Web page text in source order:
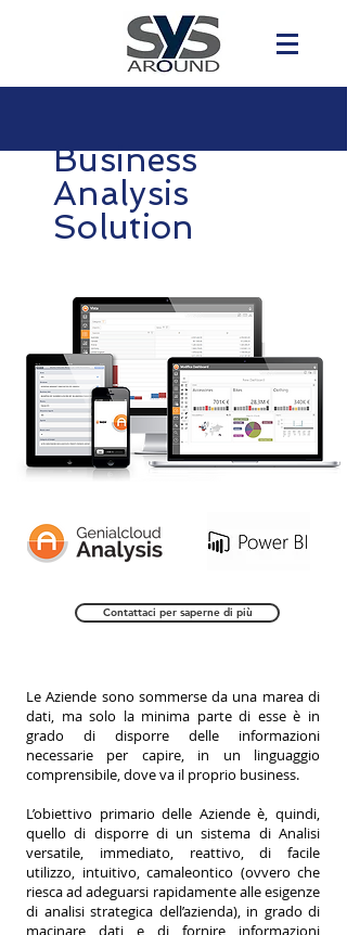
Business
Analysis
Solution
Contattaci per saperne di più
Le Aziende sono sommerse da una marea di
dati, ma solo la minima parte di esse è in
grado di disporre delle informazioni
necessarie per capire, in un linguaggio
comprensibile, dove va il proprio business.
L’obiettivo primario delle Aziende è, quindi,
quello di disporre di un sistema di Analisi
versatile, immediato, reattivo, di facile
utilizzo, intuitivo, camaleontico (ovvero che
riesca ad adeguarsi rapidamente alle esigenze
di analisi strategica dell’azienda), in grado di
macinare dati e di fornire informazioni